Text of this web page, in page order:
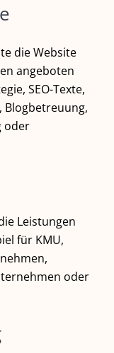
die Website
angeboten
SEO-Texte,
Blogbetreuung,
oder
Leistungen
für KMU,
oder